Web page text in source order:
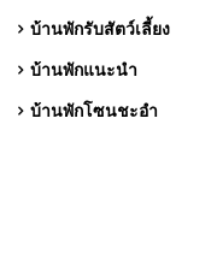
บ้านพักรับสัตว์เลี้ยง
บ้านพักแนะนำ
บ้านพักโซนชะอำ